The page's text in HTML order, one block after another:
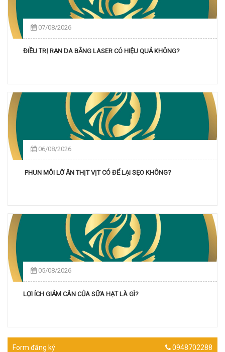
07/08/2026
ĐIỀU TRỊ RẠN DA BẰNG LASER CÓ HIỆU QUẢ KHÔNG?
06/08/2026
PHUN MÔI LỠ ĂN THỊT VỊT CÓ ĐỂ LẠI SẸO KHÔNG?
05/08/2026
LỢI ÍCH GIẢM CÂN CỦA SỮA HẠT LÀ GÌ?
Form đăng ký 0948702288